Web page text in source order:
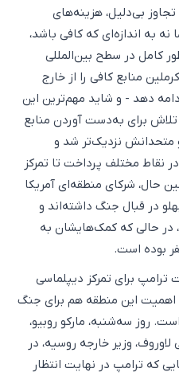
تجاوز بی‌دلیل، هزینه‌های
به اندازه‌ای که کافی باشد،
کامل در سطح بین‌المللی
منابع کافی را از خارج
دهد - و شاید مهم‌ترین این
تلاش برای به‌دست آوردن منابع
متحدانش نزدیک‌تر شد و
نقاط مختلف پرداخت تا تمرکز
حال، شرکای منطقه‌ای آمریکا
در قبال جنگ داشته‌اند و
در حالی که کمک‌هایشان به
بوده است.
برای تمرکز دیپلماسی
اهمیت این منطقه هم برای جنگ
روز سه‌شنبه، مارکو روبیو،
وزیر خارجه روسیه، در
که ترامپ در نهایت انتظار